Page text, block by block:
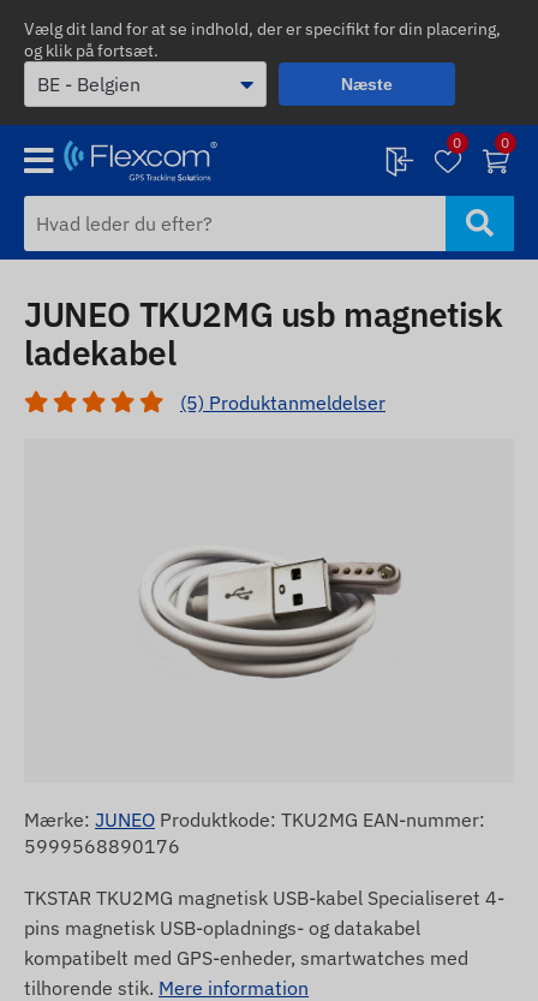
Vælg dit land for at se indhold, der er specifikt for din placering,
og klik på fortsæt.
Næste
0 0
JUNEO TKU2MG usb magnetisk
ladekabel
(5) Produktanmeldelser
Mærke: JUNEO Produktkode: TKU2MG EAN-nummer:
5999568890176
TKSTAR TKU2MG magnetisk USB-kabel Specialiseret 4-
pins magnetisk USB-opladnings- og datakabel
kompatibelt med GPS-enheder, smartwatches med
tilhorende stik. Mere information